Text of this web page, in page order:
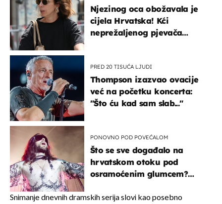
Njezinog oca obožavala je
cijela Hrvatska! Kći
neprežaljenog pjevača
PRED 20 TISUĆA LJUDI
Thompson izazvao ovacije
već na početku koncerta:
"Što ću kad sam slab..."
PONOVNO POD POVEĆALOM
Što se sve događalo na
hrvatskom otoku pod
osramoćenim glumcem?
izazivaju nevjericu
Snimanje dnevnih dramskih serija slovi kao posebno